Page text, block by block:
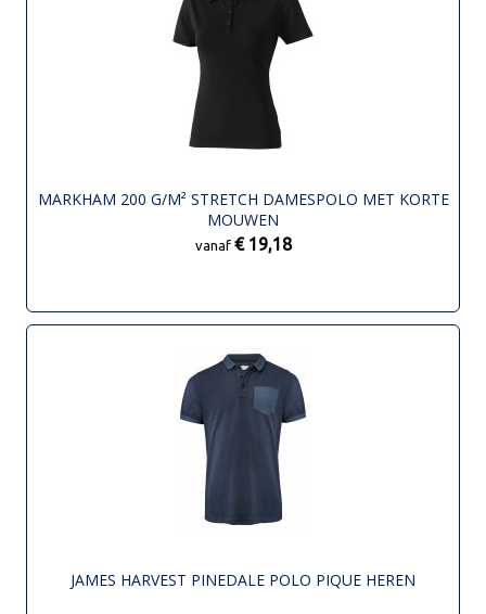
MARKHAM 200 G/M² STRETCH DAMESPOLO MET KORTE
MOUWEN
vanaf € 19,18
JAMES HARVEST PINEDALE POLO PIQUE HEREN